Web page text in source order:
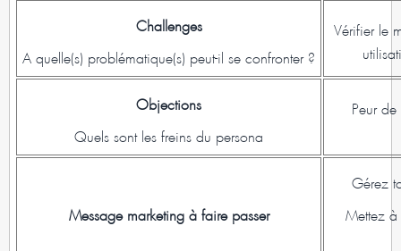
Challenges
A quelle(s) problématique(s) peut-il se confronter ?
Vérifier le
Objections
Quels sont les freins du persona
Peur
Message marketing à faire passer
Gérez
Mettez à